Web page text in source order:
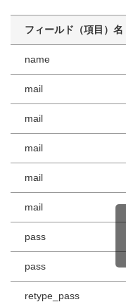
フィールド（項目）名
name
mail
mail
mail
mail
mail
pass
pass
retype_pass